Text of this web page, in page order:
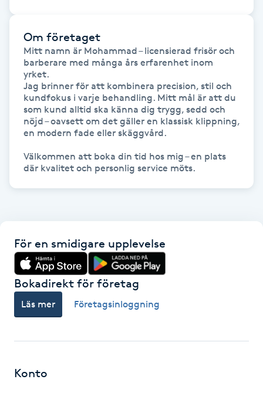
Gravidmassage
Gravidyoga
Gruppträning
Gua Sha-massage
Healing
Herrklippning
Hollywood Peel
Om företaget
Mitt namn är Mohammad – licensierad frisör och
barberare med många års erfarenhet inom
yrket.
Jag brinner för att kombinera precision, stil och
kundfokus i varje behandling. Mitt mål är att du
som kund alltid ska känna dig trygg, sedd och
nöjd – oavsett om det gäller en klassisk klippning,
en modern fade eller skäggvård.
Välkommen att boka din tid hos mig – en plats
För en smidigare upplevelse
Bokadirekt för företag
Läs mer Företagsinloggning
Konto